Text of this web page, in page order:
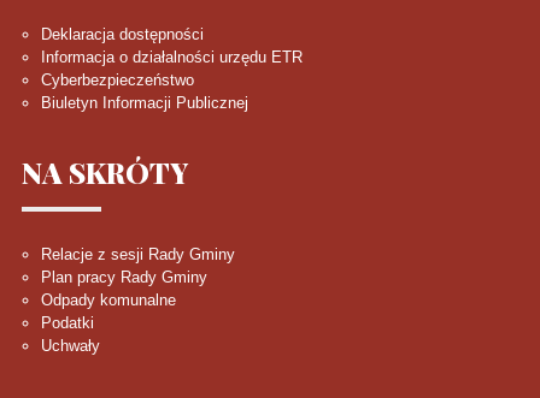
Deklaracja dostępności
Informacja o działalności urzędu ETR
Cyberbezpieczeństwo
Biuletyn Informacji Publicznej
NA SKRÓTY
Relacje z sesji Rady Gminy
Plan pracy Rady Gminy
Odpady komunalne
Podatki
Uchwały